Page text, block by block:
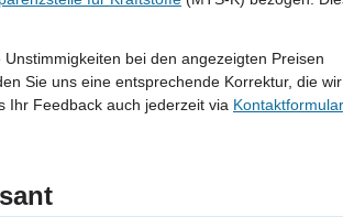
bei den angezeigten Preisen
Sie uns eine entsprechende Korrektur, die wir
Ihr Feedback auch jederzeit via Kontaktformular